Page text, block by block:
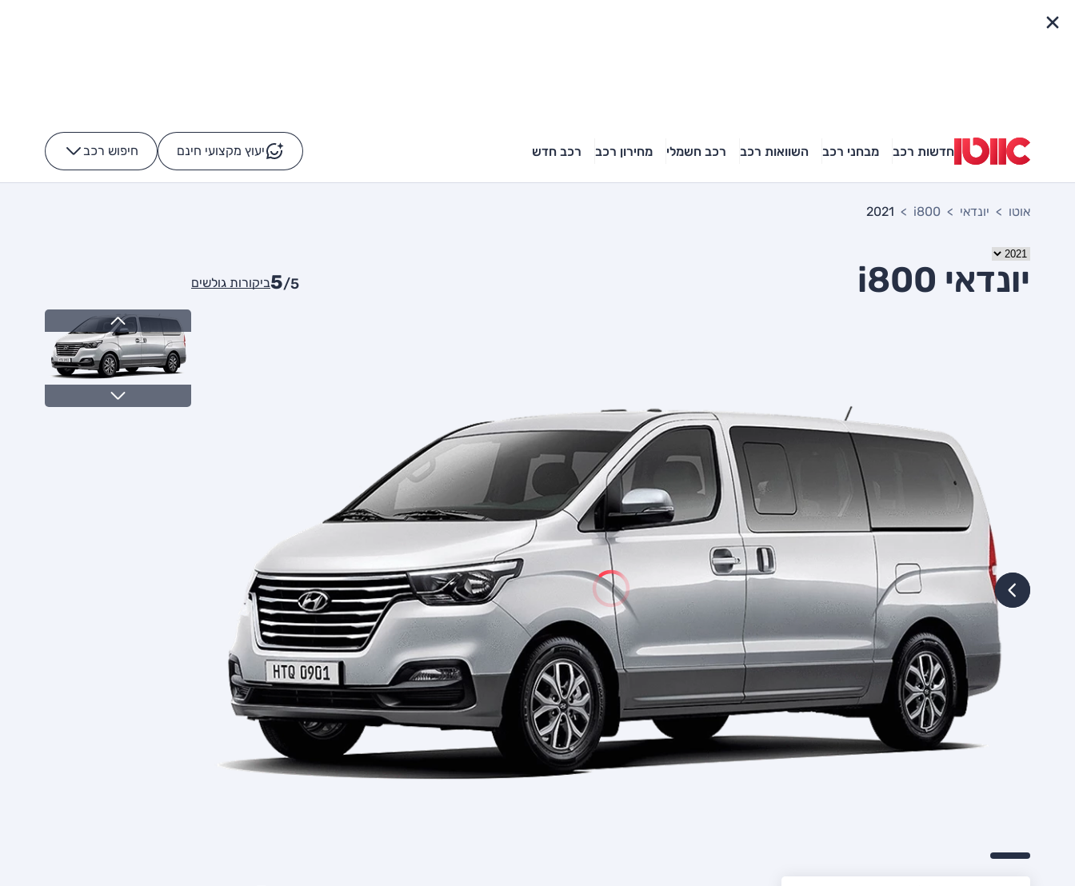
חדשות רכב מבחני רכב השוואות רכב רכב חשמלי מחירון רכב רכב חדש יעוץ מקצועי חינם חיפוש רכב -
אוטו יונדאי i800
2021
יונדאי i800 5/5 ביקורות גולשים